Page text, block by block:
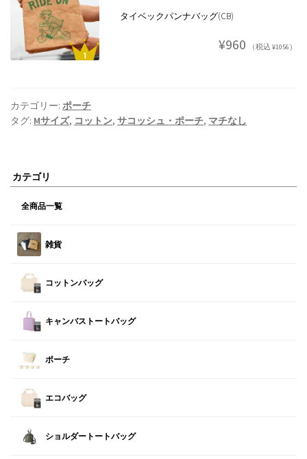
タイベックパンナバッグ(CB)
¥960 （税込 ¥1056）
カテゴリー: ポーチ
タグ: Mサイズ, コットン, サコッシュ・ポーチ, マチなし
カテゴリ
全商品一覧
雑貨
コットンバッグ
キャンバストートバッグ
ポーチ
エコバッグ
ショルダートートバッグ